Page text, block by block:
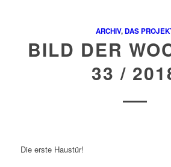
ARCHIV,DAS
BILD DER
33 /
Die erste Haustür!